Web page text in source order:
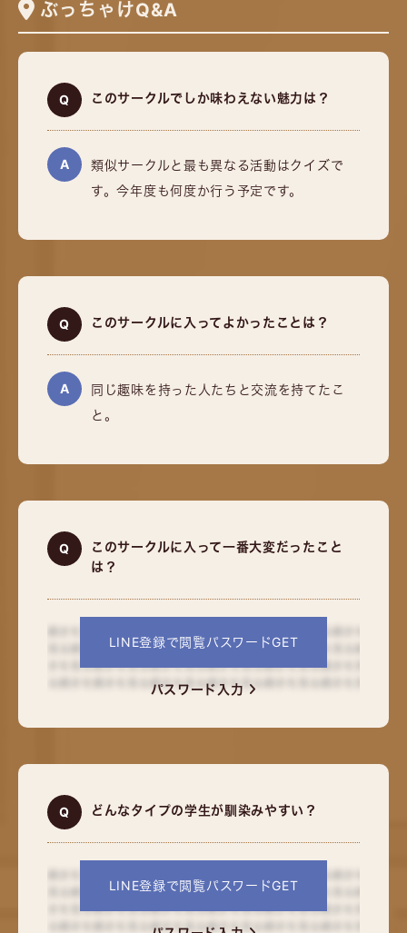
ぶっちゃけQ&A
このサークルでしか味わえない魅力は？
類似サークルと最も異なる活動はクイズで
す。今年度も何度か行う予定です。
このサークルに入ってよかったことは？
同じ趣味を持った人たちと交流を持てたこ
と。
このサークルに入って一番大変だったこと
は？
LINE登録で閲覧パスワードGET
パスワード入力
どんなタイプの学生が馴染みやすい？
LINE登録で閲覧パスワードGET